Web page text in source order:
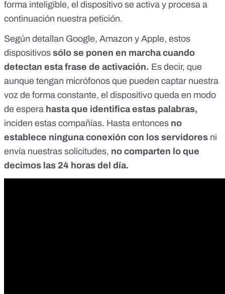
forma inteligible, el dispositivo se activa y procesa a
continuación nuestra petición.
Según detallan Google, Amazon y Apple, estos
dispositivos sólo se ponen en marcha cuando
detectan esta frase de activación. Es decir, que
aunque tengan micrófonos que pueden captar nuestra
voz de forma constante, el dispositivo queda en modo
de espera hasta que identifica estas palabras,
inciden estas compañías. Hasta entonces no
establece ninguna conexión con los servidores ni
envía nuestras solicitudes, no comparten lo que
decimos las 24 horas del día.